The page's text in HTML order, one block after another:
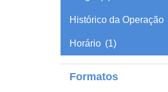
Histórico da Operação
Horário (1)
Formatos